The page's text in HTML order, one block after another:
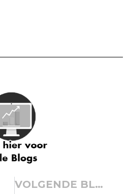
VOLGENDE BLOG: